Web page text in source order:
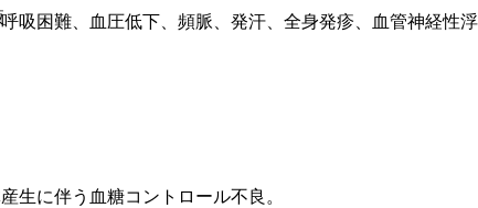
困難、血圧低下、頻脈、発汗、全身発疹、血管神経性
生に伴う血糖コントロール不良。